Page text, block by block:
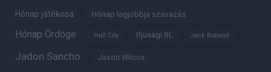
Hónap játékosa Hónap legjobbja szavazás
Hónap Ördöge Hull City Ifjúsági BL Jack Butland
Jadon Sancho Jason Wilcox